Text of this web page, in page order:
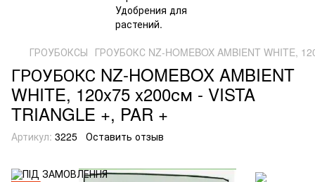
ГРОУБОКСЫ ГРОУБОКС NZ-HOMEBOX AMBIENT WHITE,
ГРОУБОКС NZ-HOMEBOX AMBIENT
WHITE, 120x75 x200см - VISTA
TRIANGLE +, PAR +
Артикул: 3225 Оставить отзыв